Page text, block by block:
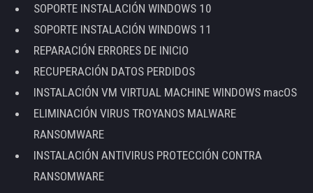
SOPORTE INSTALACIÓN WINDOWS 10
SOPORTE INSTALACIÓN WINDOWS 11
REPARACIÓN ERRORES DE INICIO
RECUPERACIÓN DATOS PERDIDOS
INSTALACIÓN VM VIRTUAL MACHINE WINDOWS macOS
ELIMINACIÓN VIRUS TROYANOS MALWARE
RANSOMWARE
INSTALACIÓN ANTIVIRUS PROTECCIÓN CONTRA
RANSOMWARE